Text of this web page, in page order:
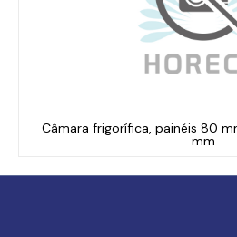
Câmara frigorífica, painéis 80
mm